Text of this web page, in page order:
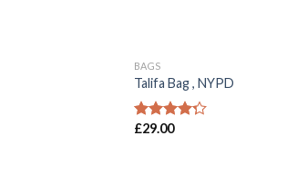
BAGS
Talifa Bag , NYPD
Waardering
£29.00